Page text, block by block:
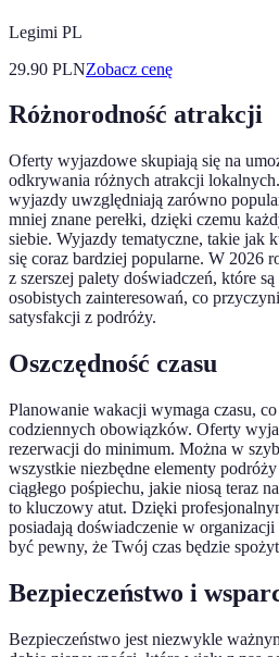
Legimi PL
29.90 PLNZobacz cenę
Różnorodność atrakcji
Oferty wyjazdowe skupiają się na
odkrywania różnych atrakcji
wyjazdy uwzględniają zarówno
mniej znane perełki, dzięki czemu
siebie. Wyjazdy tematyczne, takie jak
się coraz bardziej popularne. W 2026
z szerszej palety doświadczeń, które
osobistych zainteresowań, co
satysfakcji z podróży.
Oszczędność czasu
Planowanie wakacji wymaga czasu, co
codziennych obowiązków. Oferty
rezerwacji do minimum. Można w
wszystkie niezbędne elementy
ciągłego pośpiechu, jakie niosą teraz
to kluczowy atut. Dzięki
posiadają doświadczenie w
być pewny, że Twój czas będzie
Bezpieczeństwo i
Bezpieczeństwo jest niezwykle